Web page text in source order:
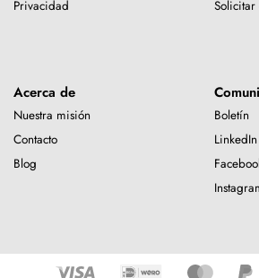
Privacidad
Solicitar
Acerca de
Nuestra misión
Contacto
Blog
Boletín
LinkedIn